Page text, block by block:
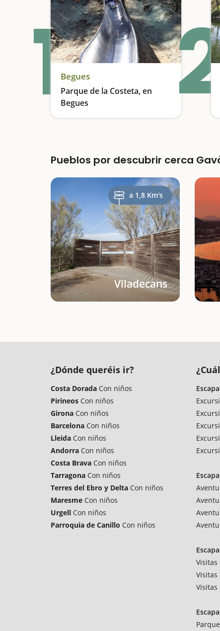
1Begues
Parque de la Costeta, en
Begues
Toboganes gigantes en medio del bosque
Pueblos por descubrir cerca
a 1,8 Km's
Viladecans
¿Dónde queréis ir?
Costa Dorada Con niños
Pirineos Con niños
Girona Con niños
Barcelona Con niños
Lleida Con niños
Andorra Con niños
Costa Brava Con niños
Tarragona Con niños
Terres del Ebro y Delta Con niños
Maresme Con niños
Urgell Con niños
Parroquia de Canillo Con niños
Visitas
Visitas